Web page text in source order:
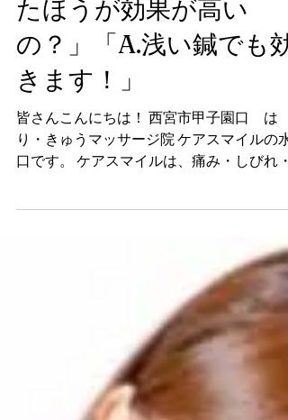
水口 貴成
2023年12月22日
読了時間: 6分
たほうが効果が高い
の？」「A.浅い鍼でも効
きます！」
皆さんこんにちは！ 西宮市甲子園口 は
り・きゅうマッサージ院 ケアスマイルの水
口です。 ケアスマイルは、痛み・しびれ・